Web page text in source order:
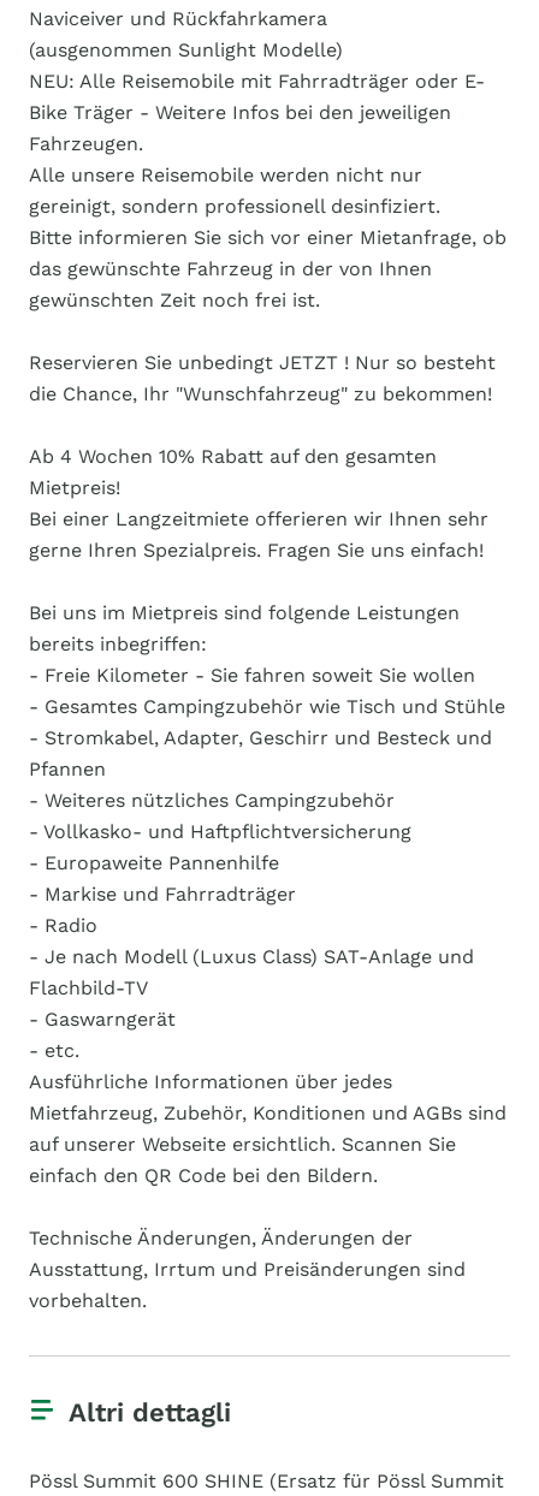
Naviceiver und Rückfahrkamera
(ausgenommen Sunlight Modelle)
NEU: Alle Reisemobile mit Fahrradträger oder E-
Bike Träger - Weitere Infos bei den jeweiligen
Fahrzeugen.
Alle unsere Reisemobile werden nicht nur
gereinigt, sondern professionell desinfiziert.
Bitte informieren Sie sich vor einer Mietanfrage, ob
das gewünschte Fahrzeug in der von Ihnen
gewünschten Zeit noch frei ist.
Reservieren Sie unbedingt JETZT ! Nur so besteht
die Chance, Ihr "Wunschfahrzeug" zu bekommen!
Ab 4 Wochen 10% Rabatt auf den gesamten
Mietpreis!
Bei einer Langzeitmiete offerieren wir Ihnen sehr
gerne Ihren Spezialpreis. Fragen Sie uns einfach!
Bei uns im Mietpreis sind folgende Leistungen
bereits inbegriffen:
- Freie Kilometer - Sie fahren soweit Sie wollen
- Gesamtes Campingzubehör wie Tisch und Stühle
- Stromkabel, Adapter, Geschirr und Besteck und
Pfannen
- Weiteres nützliches Campingzubehör
- Vollkasko- und Haftpflichtversicherung
- Europaweite Pannenhilfe
- Markise und Fahrradträger
- Radio
- Je nach Modell (Luxus Class) SAT-Anlage und
Flachbild-TV
- Gaswarngerät
- etc.
Ausführliche Informationen über jedes
Mietfahrzeug, Zubehör, Konditionen und AGBs sind
auf unserer Webseite ersichtlich. Scannen Sie
einfach den QR Code bei den Bildern.
Technische Änderungen, Änderungen der
Ausstattung, Irrtum und Preisänderungen sind
vorbehalten.
Altri dettagli
Pössl Summit 600 SHINE (Ersatz für Pössl Summit